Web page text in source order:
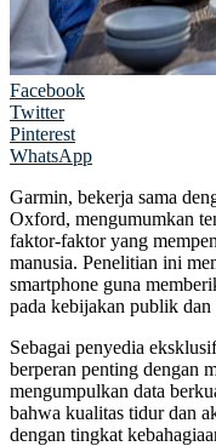
Facebook
Twitter
Pinterest
WhatsApp
Garmin, bekerja sama
Oxford, mengumumkan
faktor-faktor yang
manusia. Penelitian ini
smartphone guna
pada kebijakan publik
Sebagai penyedia
berperan penting dengan
mengumpulkan data
bahwa kualitas tidur dan
dengan tingkat